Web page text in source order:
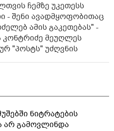
ჩემზე უკეთესს
- შენი ავადმყოფობითაც
ამის გაკეთებას" -
კონტრიძე მეუღლეს
"პოსტს" უძღვნის
ნიტრატების
არ გამოვლინდა